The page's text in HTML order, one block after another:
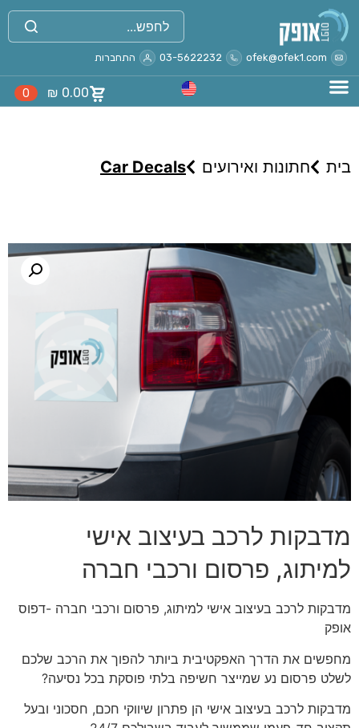
ofek@ofek1.com
03-5622232 התחברות
₪ 0.00
0
בית חתונות ואירועים Car Decals
מדבקות לרכב בעיצוב אישי
למיתוג, פרסום ורכבי חברה
מדבקות לרכב בעיצוב אישי למיתוג, פרסום ורכבי חברה -דפוס
אופק
מחפשים את הדרך האפקטיבית ביותר להפוך את הרכב שלכם
לשלט פרסום נע שמייצר חשיפה בלתי פוסקת בכל נסיעה?
מדבקות לרכב בעיצוב אישי הן פתרון שיווקי חכם, חסכוני ובעל